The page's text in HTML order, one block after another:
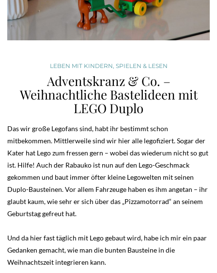
LEBEN MIT KINDERN, SPIELEN & LESEN
Adventskranz & Co. –
Weihnachtliche Bastelideen mit
LEGO Duplo
Das wir große Legofans sind, habt ihr bestimmt schon
mitbekommen. Mittlerweile sind wir hier alle legofiziert. Sogar der
Kater hat Lego zum fressen gern – wobei das wiederum nicht so gut
ist. Hilfe! Auch der Rabauko ist nun auf den Lego-Geschmack
gekommen und baut immer öfter kleine Legowelten mit seinen
Duplo-Bausteinen. Vor allem Fahrzeuge haben es ihm angetan – ihr
glaubt kaum, wie sehr er sich über das „Pizzamotorrad“ an seinem
Geburtstag gefreut hat.
Und da hier fast täglich mit Lego gebaut wird, habe ich mir ein paar
Gedanken gemacht, wie man die bunten Bausteine in die
Weihnachtszeit integrieren kann.